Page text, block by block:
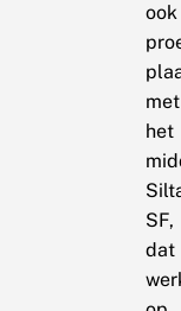
ook
met
het
SF,
dat